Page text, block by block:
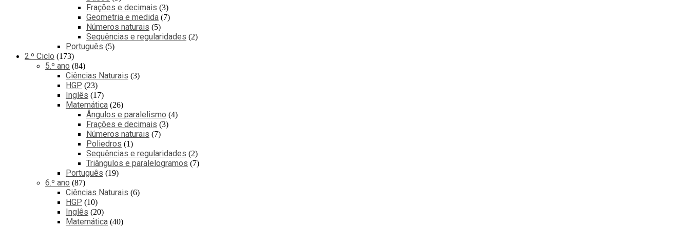
Frações e decimais 3
Geometria e medida 7
Números naturais 5
Sequências e regularidades 2
Português 5
2.º Ciclo 173
5.º ano 84
Ciências Naturais 3
HGP 23
Inglês 17
Matemática 26
Ângulos e paralelismo 4
Frações e decimais 3
Números naturais 7
Poliedros 1
Sequências e regularidades 2
Triângulos e paralelogramos 7
Português 19
6.º ano 87
Ciências Naturais 6
HGP 10
Inglês 20
Matemática 40